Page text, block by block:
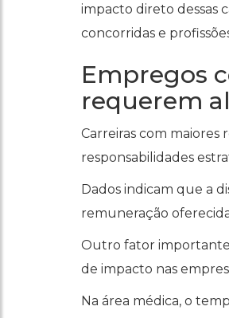
impacto direto dessas
concorridas e
Empregos
requerem
Carreiras com
responsabilidades
Dados indicam que a
remuneração
Outro fator importante
de impacto nas
Na área médica, o